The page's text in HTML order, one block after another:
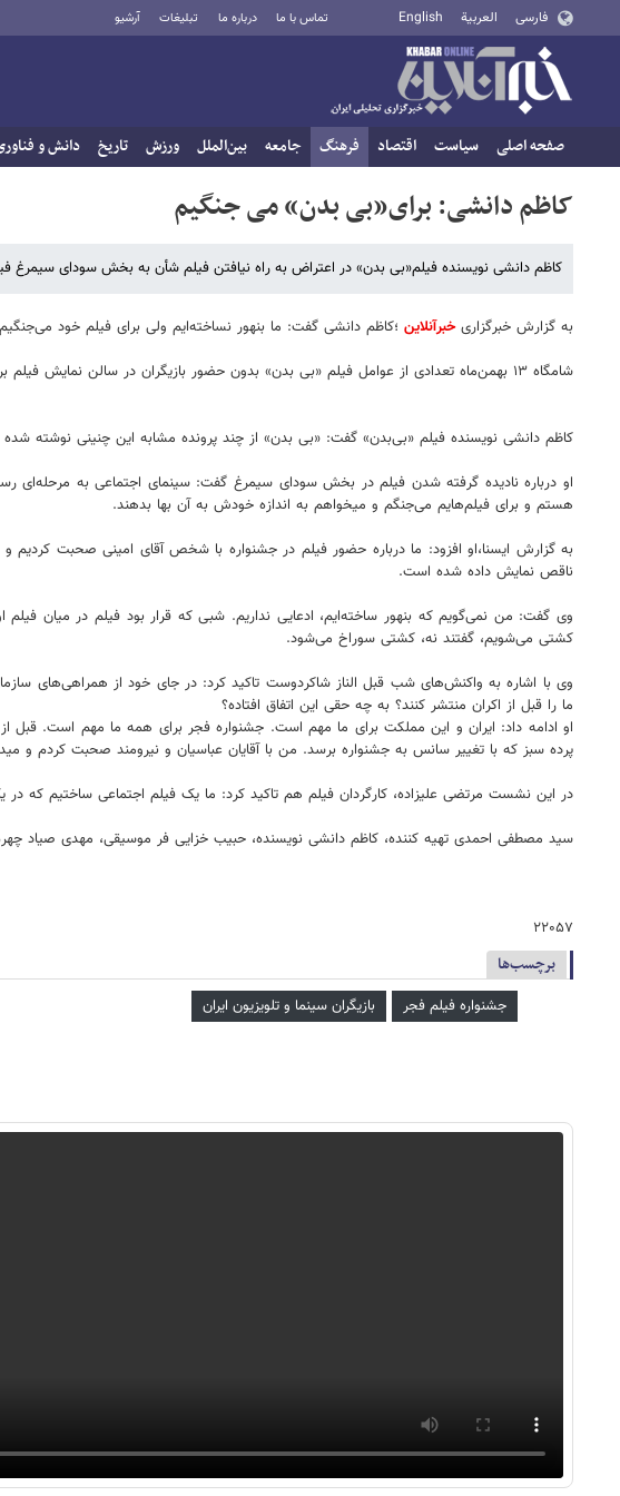
فارسی العربية English تماس با ما درباره ما تبلیغات آرشیو
صفحه اصلی سیاست اقتصاد فرهنگ جامعه بین‌الملل ورزش تاریخ دانش و
کاظم دانشی: برای«بی بدن» می جنگیم
کاظم دانشی نویسنده فیلم«بی بدن» در اعتراض به راه نیافتن فیلم شأن به بخش سودای سیمرغ
به گزارش خبرگزاریخبرآنلاین ؛کاظم دانشی گفت: ما بنهور نساخته‌ایم ولی برای فیلم خود
شامگاه ۱۳ بهمن‌ماه تعدادی از عوامل فیلم «بی بدن» بدون حضور بازیگران در سالن نمایش فیلم برج میلاد مقابل خبرنگاران آمدند و پاسخگوی سوالات آنها شدند.
کاظم دانشی نویسنده فیلم «بی‌بدن» گفت: «بی‌ بدن» از چند پرونده مشابه این چنینی نوشته
او درباره نادیده گرفته شدن فیلم در بخش سودای سیمرغ گفت: سینمای اجتماعی به
هستم و برای فیلم‌هایم می‌جنگم و میخواهم به اندازه خودش به آن بها بدهند.
ناقص نمایش داده شده است.
وی گفت: من نمی‌گویم که بنهور ساخته‌ایم، ادعایی نداریم. شبی که قرار بود فیلم در میان
کشتی می‌شویم، گفتند نه، کشتی سوراخ می‌شود.
وی با اشاره به واکنش‌های شب قبل الناز شاکردوست تاکید کرد: در جای خود از همراهی‌های
ما را قبل از اکران منتشر کنند؟ به چه حقی این اتفاق افتاده؟
او ادامه داد: ایران و این مملکت برای ما مهم است. جشنواره فجر برای همه ما مهم است. قبل
پرده سبز که با تغییر سانس به جشنواره برسد. من با آقایان عباسیان و نیرومند صحبت کردم و
در این نشست مرتضی علیزاده، کارگردان فیلم هم تاکید کرد: ما یک فیلم اجتماعی ساختیم
سید مصطفی احمدی تهیه کننده، کاظم دانشی نویسنده، حبیب خزایی فر موسیقی، مهدی صیاد
۲۲۰۵۷
برچسب‌ها
جشنواره فیلم فجر بازیگران سینما و تلویزیون ایران